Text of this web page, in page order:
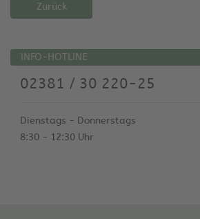
Zurück
INFO-HOTLINE
02381 / 30 220-25
Dienstags - Donnerstags
8:30 - 12:30 Uhr